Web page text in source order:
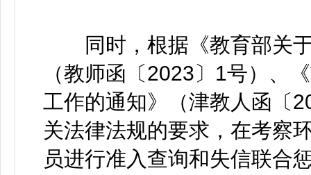
同时，根据《教育部关于
（教师函〔2023〕1号）、
工作的通知》（津教人函〔
关法律法规的要求，在考察
员进行准入查询和失信联合